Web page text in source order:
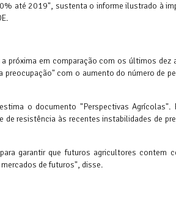
até 2019", sustenta o informe ilustrado à
próxima em comparação com os últimos dez
com o aumento do número de
o documento "Perspectivas Agrícolas".
de resistência às recentes instabilidades de
garantir que futuros agricultores contem
de futuros", disse.